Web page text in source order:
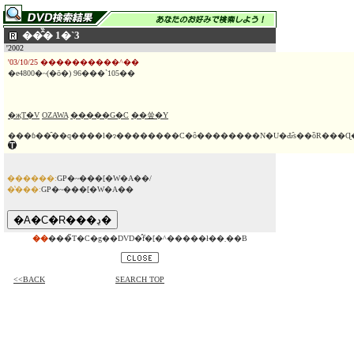
��̂̏� 1�`3
'2002
'03/10/25 ����������^��
�e4800�~(�ō�) 96���`105��
�җT�V OZAWA �����G�C ��쑾�Y
������:GP�~���[�W�A��/
�̔���:GP�~���[�W�A��
�� ���̃T�C�g��DVD�̂݃f�[�^�����ł��܂��B
<<BACK SEARCH TOP